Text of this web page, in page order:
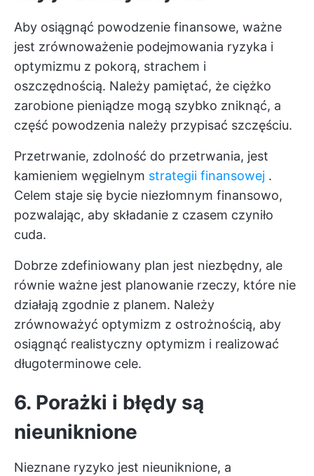
Aby osiągnąć powodzenie finansowe, ważne
jest zrównoważenie podejmowania ryzyka i
optymizmu z pokorą, strachem i
oszczędnością. Należy pamiętać, że ciężko
zarobione pieniądze mogą szybko zniknąć, a
część powodzenia należy przypisać szczęściu.
Przetrwanie, zdolność do przetrwania, jest
kamieniem węgielnym strategii finansowej .
Celem staje się bycie niezłomnym finansowo,
pozwalając, aby składanie z czasem czyniło
cuda.
Dobrze zdefiniowany plan jest niezbędny, ale
równie ważne jest planowanie rzeczy, które nie
działają zgodnie z planem. Należy
zrównoważyć optymizm z ostrożnością, aby
osiągnąć realistyczny optymizm i realizować
długoterminowe cele.
6. Porażki i błędy są
nieuniknione
Nieznane ryzyko jest nieuniknione, a